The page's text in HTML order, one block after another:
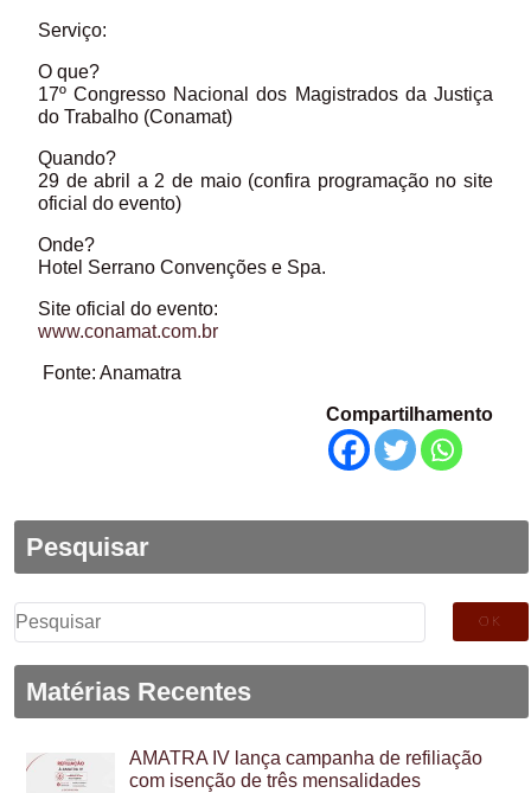
Serviço:
O que?
17º Congresso Nacional dos Magistrados da Justiça
do Trabalho (Conamat)
Quando?
29 de abril a 2 de maio (confira programação no site
oficial do evento)
Onde?
Hotel Serrano Convenções e Spa.
Site oficial do evento:
www.conamat.com.br
Fonte: Anamatra
Compartilhamento
Pesquisar
Pesquisar
por:
Matérias Recentes
AMATRA IV lança campanha de refiliação
com isenção de três mensalidades